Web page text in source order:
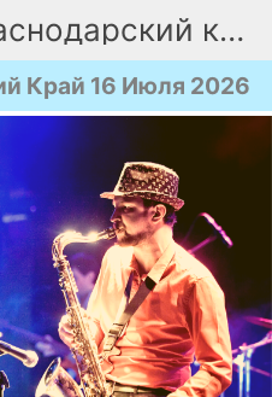
Краснодарский край
Край 16 Июля 2026